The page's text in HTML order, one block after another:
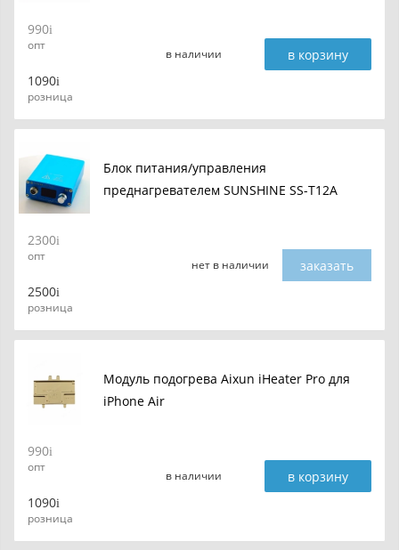
990
опт
1090
розница
в наличии в корзину
Блок питания/управления
преднагревателем SUNSHINE SS-T12A
2300
опт
2500
розница
нет в наличии заказать
Модуль подогрева Aixun iHeater Pro для
iPhone Air
990
опт
1090
розница
в наличии в корзину